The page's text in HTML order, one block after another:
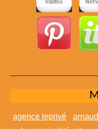
agence leprivé